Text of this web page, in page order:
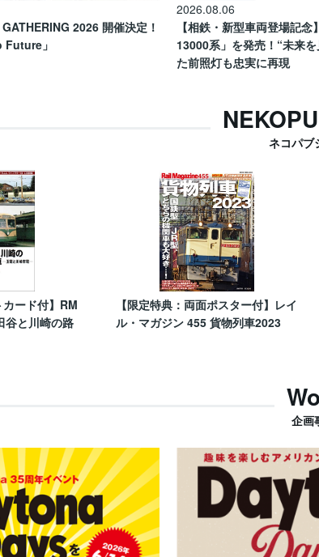
2026 開催決定！
」
2026.08.06
【相鉄・新型車両登場記
13000系」を発売！“未来
た前照灯も忠実に再現
ネコパブ
カード付】RM
と川崎の路
【限定特典：両面ポスター付】レイ
ル・マガジン 455 貨物列車2023
企画